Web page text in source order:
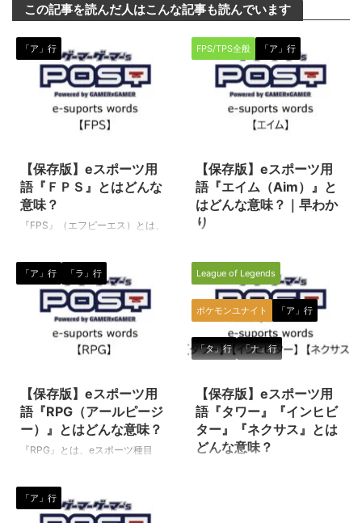
この記事を読んだ人はこんな記事も読んでいます
「ア」行
【保存版】eスポーツ用
語『ＦＰＳ』とはどんな
意味？
『FPS』（エフピーエス）とは、
主人公の目線でプレイするゲーム
種目（タイトル）に関して使われ
る専門用語です。 別のeスポーツ
ワードに「フレームレート（＝
FPS）」という言葉もあります
が、コチラはまた別の意味を持つ
く） ＦＰＳ（エフピーエス） 一
人称視点（本人目線）で行われる
シューティングゲーム（戦争や戦
闘をテーマとしたゲーム全般）の
ことを指す言葉で、First Person
ュータ ...
FPS/TPS全般 「ア」行
【保存版】eスポーツ用
語『エイム（Aim）』と
はどんな意味？｜早わか
り
FPS/TPSなど戦争・戦闘をテー
マにしたeスポーツの中で使われ
る専門用語です。 エイム（Aim）
エイムとは、FPSやTPSなどの戦
闘や戦争をテーマにしたeスポー
ツ種目（タイトル）の中で、自分
の銃や武器の照準を敵に合わせる
類のゲームにおいて、この『エイ
ム』の速さや正確さなどの技術的
要素は、かなり重要となります。
加えて、自分に合ったエイム感度
（エイム操作時の動きの速さの設
「ア」行 「ラ」行
【保存版】eスポーツ用
語『RPG（アールピージ
ー）』とはどんな意味？
『RPG』とは、eスポーツ種目
続く） RPG（アールピージー／
ロールプレイングゲーム） ロー
League of Legends
ポケモンユナイト 「ア」行
「タ」行
「ナ」行
【保存版】eスポーツ用
語『タワー』『インヒビ
ター』『ネクサス』とは
どんな意味？
「ア」行